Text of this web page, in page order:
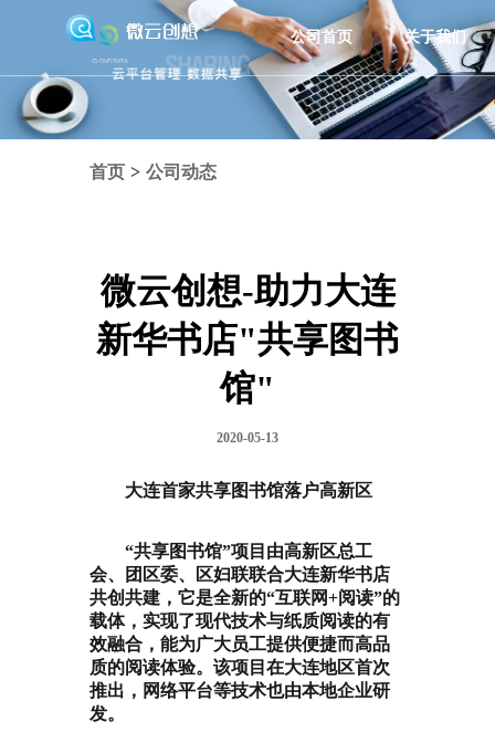
公司首页 关于我们
首页 > 公司动态
微云创想-助力大连
新华书店"共享图书
馆"
2020-05-13
大连首家共享图书馆落户高新区
“共享图书馆”项目由高新区总工
会、团区委、区妇联联合大连新华书店
共创共建， 它是全新的“互联网+阅读”的
载体，实现了现代技术与纸质阅读的有
效融合，能为广大员工提供便捷而高品
质的阅读体验。 该项目在大连地区首次
推出，网络平台等技术也由本地企业研
发。